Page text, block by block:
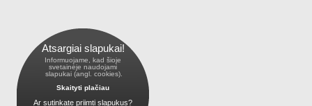
Atsargiai slapukai!
Informuojame, kad šioje
svetainėje naudojami
slapukai (angl. cookies).
Skaityti plačiau
Ar sutinkate priimti slapukus?